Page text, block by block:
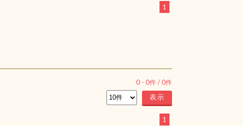
1
0 - 0件 /0件
1